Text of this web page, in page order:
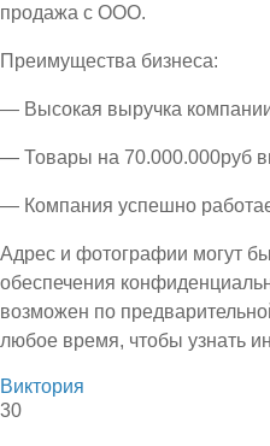
продажа с ООО.
Преимущества бизнеса:
— Высокая выручка
— Товары на 70.000.000руб
— Компания успешно
Адрес и фотографии могут
обеспечения
возможен по
любое время, чтобы узнать
Виктория
30